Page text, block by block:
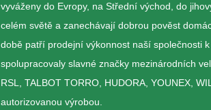
vyváženy do Evropy, na Střední východ, do
celém světě a zanechávají dobrou pověst
době patří prodejní výkonnost naší společnosti
spolupracovaly slavné značky mezinárodních
RSL, TALBOT TORRO, HUDORA, YOUNEX,
autorizovanou výrobou.